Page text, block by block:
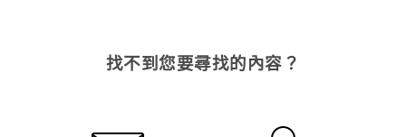
找不到您要尋找的內容？